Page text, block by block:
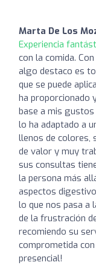
Marta De Los
Experiencia
con la comida.
algo destaco es
que se puede
ha proporcionado
base a mis
lo ha adaptado a
llenos de colores,
de valor y muy
sus consultas
la persona más
aspectos
lo que nos pasa a
de la frustración
recomiendo su
comprometida
presencial!